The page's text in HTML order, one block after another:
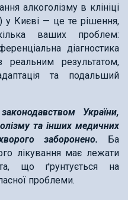
алкоголізму в клініці
Києві — це те рішення,
ваших проблем:
діагностика
реальним результатом,
та подальший
України,
та інших медичних
заборонено. Ба
лікування має лежати
що ґрунтується на
проблеми.